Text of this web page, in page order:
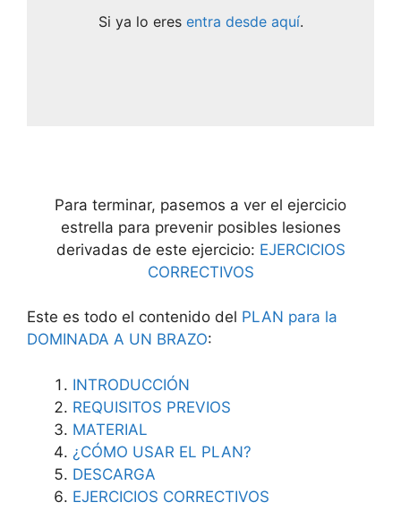
Si ya lo eres entra desde aquí.
Para terminar, pasemos a ver el ejercicio
estrella para prevenir posibles lesiones
derivadas de este ejercicio: EJERCICIOS
CORRECTIVOS
Este es todo el contenido del PLAN para la
DOMINADA A UN BRAZO:
INTRODUCCIÓN
REQUISITOS PREVIOS
MATERIAL
¿CÓMO USAR EL PLAN?
DESCARGA
EJERCICIOS CORRECTIVOS